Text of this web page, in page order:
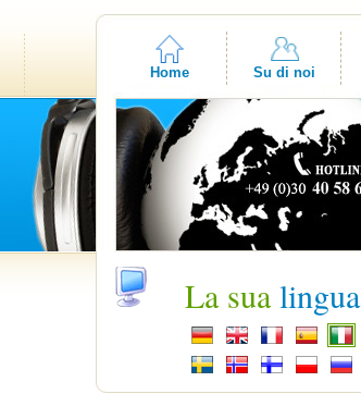
Home Su di noi
La sualingua